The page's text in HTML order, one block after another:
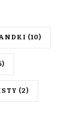
(10)
(2)